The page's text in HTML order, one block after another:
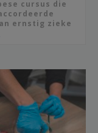
cursus die
ernstig zieke